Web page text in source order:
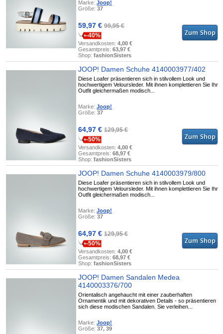
Marke:Joop!
Größe:37
59,97 €99,95 €
-40%
Versandkosten:4,00 €
Gesamtpreis:63,97 €
Shop:fashionSisters
JOOP! Damen Schuhe 4140003977/402
Diese Loafer präsentieren sich in stilvollem Look und
hochwertigem Veloursleder. Mit ihnen komplettieren Sie Ihr
Outfit gleichermaßen modisch...
Marke:Joop!
Größe:37
64,97 €129,95 €
-50%
Versandkosten:4,00 €
Gesamtpreis:68,97 €
Shop:fashionSisters
JOOP! Damen Schuhe 4140003979/800
Diese Loafer präsentieren sich in stilvollem Look und
hochwertigem Veloursleder. Mit ihnen komplettieren Sie Ihr
Outfit gleichermaßen modisch...
Marke:Joop!
Größe:37
64,97 €129,95 €
-50%
Versandkosten:4,00 €
Gesamtpreis:68,97 €
Shop:fashionSisters
JOOP! Damen Sandalen Medea
4140003376/700
Orientalisch angehaucht mit einer zauberhaften
Ornamentik und mit dekorativen Details - so präsentieren
sich diese modischen Sandalen. Sie verleihen...
Marke:Joop!
Größe:37, 39